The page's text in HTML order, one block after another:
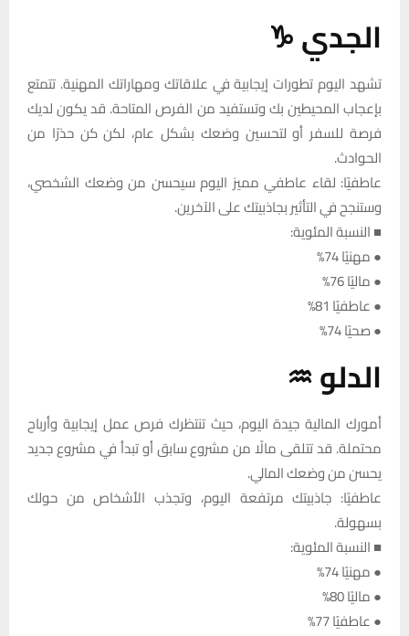
الجدي ♑
تشهد اليوم تطورات إيجابية في علاقاتك ومهاراتك المهنية. تتمتع
بإعجاب المحيطين بك وتستفيد من الفرص المتاحة. قد يكون لديك
فرصة للسفر أو لتحسين وضعك بشكل عام، لكن كن حذرًا من
الحوادث.
عاطفيًا: لقاء عاطفي مميز اليوم سيحسن من وضعك الشخصي،
وستنجح في التأثير بجاذبيتك على الآخرين.
■ النسبة المئوية:
● مهنيًا 74%
● ماليًا 76%
● عاطفيًا 81%
● صحيًا 74%
الدلو ♒
أمورك المالية جيدة اليوم، حيث تنتظرك فرص عمل إيجابية وأرباح
محتملة. قد تتلقى مالًا من مشروع سابق أو تبدأ في مشروع جديد
يحسن من وضعك المالي.
عاطفيًا: جاذبيتك مرتفعة اليوم، وتجذب الأشخاص من حولك
بسهولة.
■ النسبة المئوية:
● مهنيًا 74%
● ماليًا 80%
● عاطفيًا 77%